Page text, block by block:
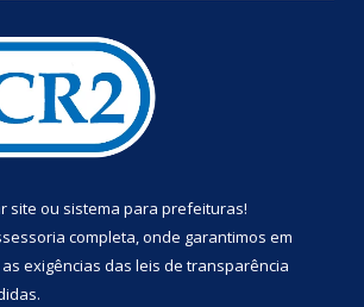
site ou sistema para prefeituras!
completa, onde garantimos em
exigências das leis de transparência